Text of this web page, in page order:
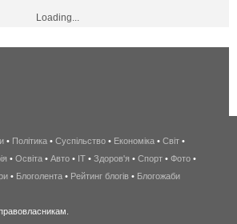
Loading...
беспроводной
интернет
киев
• Політика • Суспільство • Економіка • Світ •
• Освіта • Авто • IT • Здоров'я • Спорт • Фото •
• Блоголента • Рейтинг блогів • Блогожаби